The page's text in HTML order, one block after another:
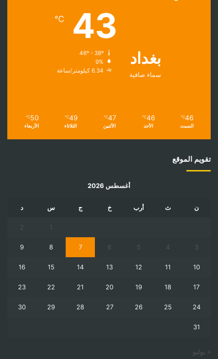
بغداد
سماء صافية
43
℃
9%
6.34 كيلومتر/ساعة
46
℃
السبت
46
℃
الأحد
47
℃
الأثنين
49
℃
الثلاثاء
50
℃
الأربعاء
تقويم الموقع
أغسطس 2026
ن ث أرب خ ج س د
1
2
3
4
5
6
7
8
9
10
11
12
13
14
15
16
17
18
19
20
21
22
23
24
25
26
27
28
29
30
31
« يوليو